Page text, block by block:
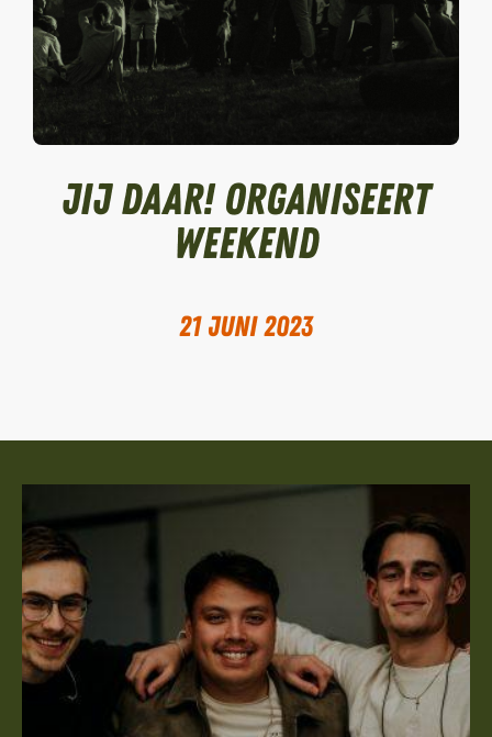
Jij daar! organiseert
weekend
21 juni 2023